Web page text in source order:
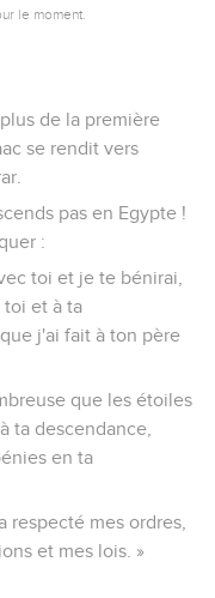
le moment.
de la première
se rendit vers
pas en Egypte !
:
toi et je te bénirai,
toi et à ta
j'ai fait à ton père
que les étoiles
ta descendance,
en ta
respecté mes ordres,
et mes lois. »